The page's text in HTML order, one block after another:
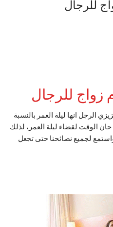
للرجال
زواج للرجال
الرجل انها ليلة العمر بالنسبة
الوقت لقضاء ليلة العمر، لذلك
واستمع لجميع نصائحنا حتى تجعل